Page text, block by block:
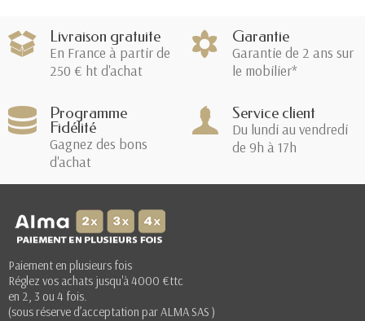
Livraison gratuite
En France à partir de
250 € ht d'achat
Garantie
Garantie de 2 ans sur
le mobilier*
Programme
Fidélité
Gagnez des bons
d'achat
Service client
Du lundi au vendredi
de 9h à 17h
Paiement en plusieurs fois
Réglez vos achats jusqu'à 4000 €ttc
en 2, 3 ou 4 fois.
(sous réserve d’acceptation par ALMA SAS )